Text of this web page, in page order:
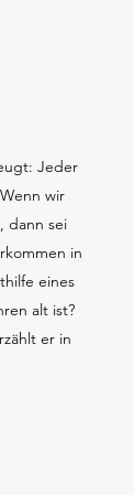
Jeder
wir
dann sei
in
eines
alt ist?
er in